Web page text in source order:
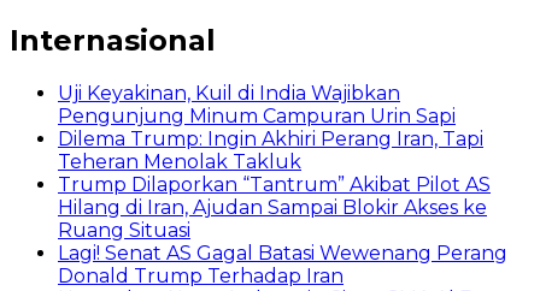
Internasional
Uji Keyakinan, Kuil di India Wajibkan
Pengunjung Minum Campuran Urin Sapi
Dilema Trump: Ingin Akhiri Perang Iran, Tapi
Teheran Menolak Takluk
Trump Dilaporkan “Tantrum” Akibat Pilot AS
Hilang di Iran, Ajudan Sampai Blokir Akses ke
Ruang Situasi
Lagi! Senat AS Gagal Batasi Wewenang Perang
Donald Trump Terhadap Iran